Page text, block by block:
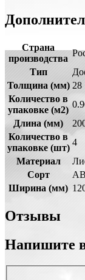
Страна
производства
Тип
Толщина (мм) 28
Количество в
упаковке (м2)
Длина (мм)
Количество в
упаковке (шт)
4
Материал
Сорт
АВ
Ширина (мм)
Отзывы
Напишите